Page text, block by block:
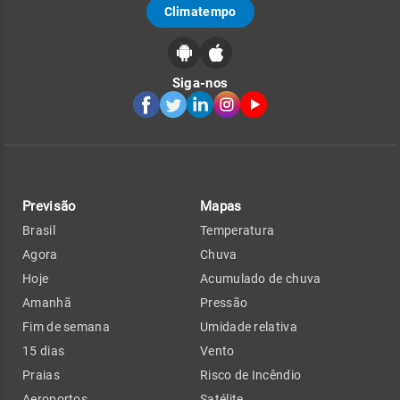
Climatempo
Siga-nos
Previsão
Brasil
Agora
Hoje
Amanhã
Fim de semana
15 dias
Praias
Mapas
Temperatura
Chuva
Acumulado de chuva
Pressão
Umidade relativa
Vento
Risco de Incêndio